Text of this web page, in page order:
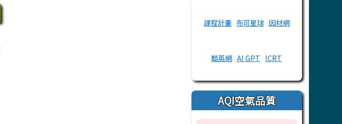
課程計畫 布可星球 因材網
酷英網 AI GPT ICRT
AQI空氣品質